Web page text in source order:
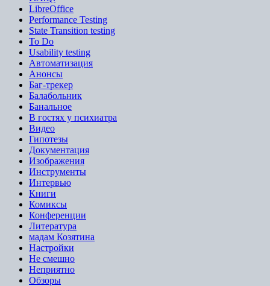
LibreOffice
Performance Testing
State Transition testing
To Do
Usability testing
Автоматизация
Анонсы
Баг-трекер
Балабольник
Банальное
В гостях у психиатра
Видео
Гипотезы
Документация
Изображения
Инструменты
Интервью
Книги
Комиксы
Конференции
Литература
мадам Козятина
Настройки
Не смешно
Неприятно
Обзоры